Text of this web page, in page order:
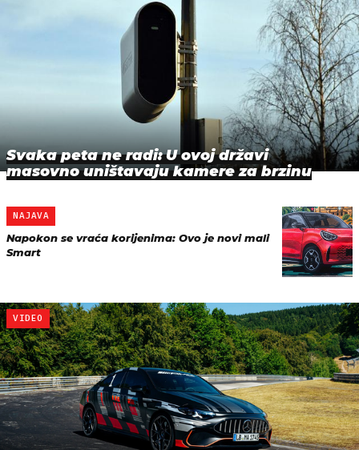
Svaka peta ne radi: U ovoj državi
masovno uništavaju kamere za brzinu
NAJAVA
Napokon se vraća korijenima: Ovo je novi mali
Smart
VIDEO